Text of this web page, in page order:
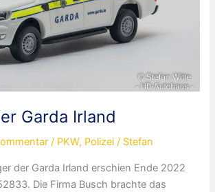
Garda Irland
/ PKW, Polizei / Stefan
der Garda Irland erschien Ende 2022
Die Firma Busch brachte das